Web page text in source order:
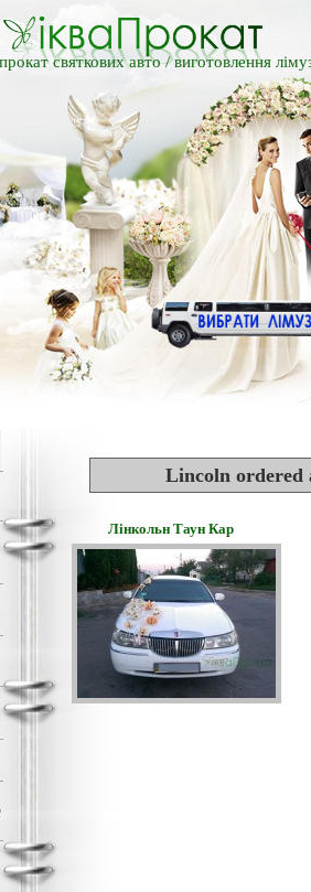
прокат святкових авто /виготовлення
Lincoln ordered
Лінкольн Таун Кар